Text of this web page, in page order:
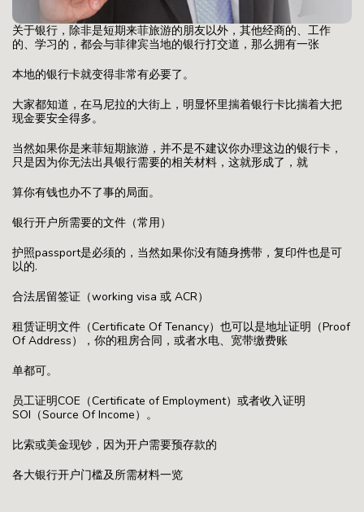
关于银行，除非是短期来菲旅游的朋友以外，其他经商的、工作
的、学习的，都会与菲律宾当地的银行打交道，那么拥有一张
本地的银行卡就变得非常有必要了。
大家都知道，在马尼拉的大街上，明显怀里揣着银行卡比揣着大把
现金要安全得多。
当然如果你是来菲短期旅游，并不是不建议你办理这边的银行卡，
只是因为你无法出具银行需要的相关材料，这就形成了，就
算你有钱也办不了事的局面。
银行开户所需要的文件（常用）
护照passport是必须的，当然如果你没有随身携带，复印件也是可
以的.
合法居留签证（working visa 或 ACR）
租赁证明文件（Certificate Of Tenancy）也可以是地址证明（Proof
Of Address），你的租房合同，或者水电、宽带缴费账
单都可。
员工证明COE（Certificate of Employment）或者收入证明
SOI（Source Of Income）。
比索或美金现钞，因为开户需要预存款的
各大银行开户门槛及所需材料一览